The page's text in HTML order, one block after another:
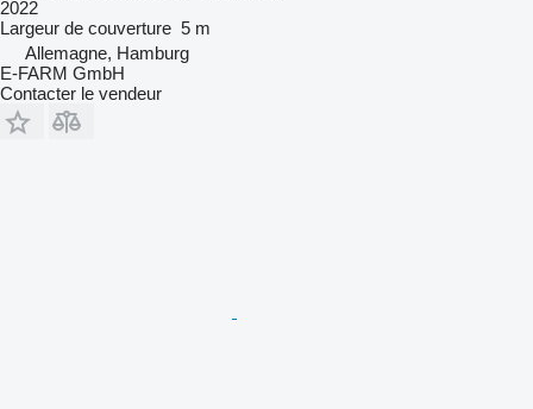
2022
Largeur de couverture 5 m
Allemagne, Hamburg
E-FARM GmbH
Contacter le vendeur